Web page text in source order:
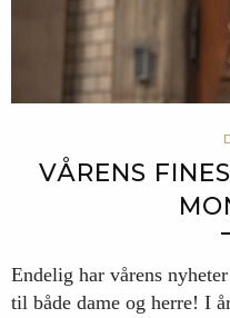
VÅRENS
Endelig har vårens
til både dame og herre! I